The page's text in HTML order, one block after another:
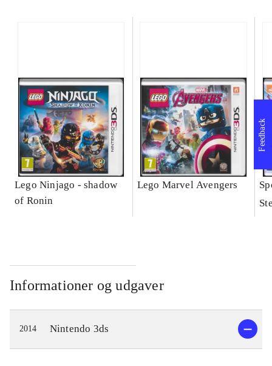
Lego Ninjago - shadow
of Ronin
Lego Marvel Avengers
Informationer og udgaver
2014 Nintendo 3ds
Feedback